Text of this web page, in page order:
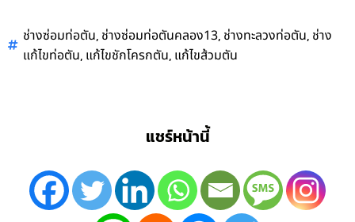
ช่างซ่อมท่อตัน, ช่างซ่อมท่อตันคลอง13, ช่างทะลวงท่อตัน, ช่าง
แก้ไขท่อตัน, แก้ไขชักโครกตัน, แก้ไขส้วมตัน
แชร์หน้านี้